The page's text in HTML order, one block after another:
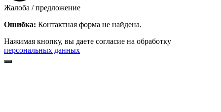
Жалоба / предложение
Ошибка: Контактная форма не найдена.
Нажимая кнопку, вы даете согласие на обработку
персональных данных